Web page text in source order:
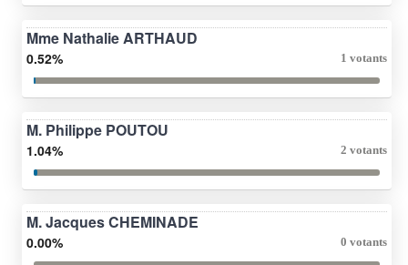
Mme Nathalie ARTHAUD
0.52% 1 votants
M. Philippe POUTOU
1.04% 2 votants
M. Jacques CHEMINADE
0.00% 0 votants